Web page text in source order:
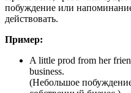
побуждение или
действовать.
Пример:
A little prod from her
business.
(Небольшое